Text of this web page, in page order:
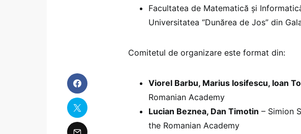
Facultatea de Matematică și
Universitatea “Dunărea de Jos” din
Comitetul de organizare este format din:
Viorel Barbu, Marius Iosifescu, Ioan
Romanian Academy
Lucian Beznea, Dan Timotin – Simion
the Romanian Academy